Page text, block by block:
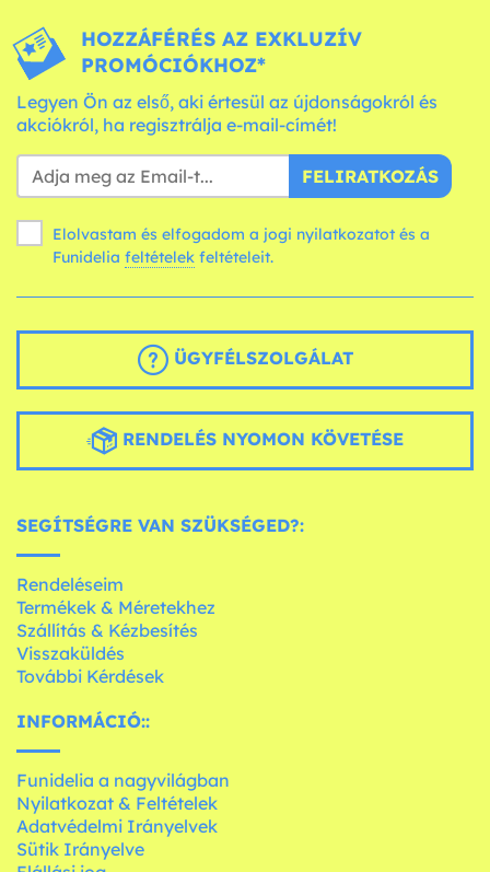
HOZZÁFÉRÉS AZ EXKLUZÍV
PROMÓCIÓKHOZ*
Legyen Ön az első, aki értesül az újdonságokról és
akciókról, ha regisztrálja e-mail-címét!
FELIRATKOZÁS
Elolvastam és elfogadom a jogi nyilatkozatot és a
Funidelia feltételek feltételeit.
ÜGYFÉLSZOLGÁLAT
RENDELÉS NYOMON KÖVETÉSE
SEGÍTSÉGRE VAN SZÜKSÉGED?:
Rendeléseim
Termékek & Méretekhez
Szállítás & Kézbesítés
Visszaküldés
További Kérdések
INFORMÁCIÓ::
Funidelia a nagyvilágban
Nyilatkozat & Feltételek
Adatvédelmi Irányelvek
Sütik Irányelve